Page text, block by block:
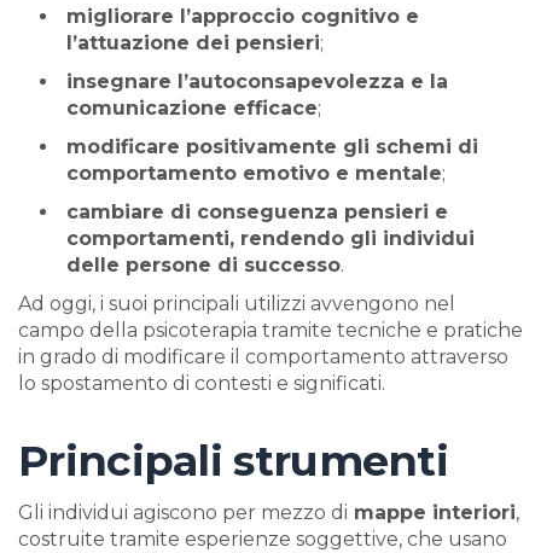
migliorare l’approccio cognitivo e
l’attuazione dei pensieri;
insegnare l’autoconsapevolezza e la
comunicazione efficace;
modificare positivamente gli schemi di
comportamento emotivo e mentale;
cambiare di conseguenza pensieri e
comportamenti, rendendo gli individui
delle persone di successo.
Ad oggi, i suoi principali utilizzi avvengono nel
campo della psicoterapia tramite tecniche e pratiche
in grado di modificare il comportamento attraverso
lo spostamento di contesti e significati.
Principali strumenti
Gli individui agiscono per mezzo di mappe interiori,
costruite tramite esperienze soggettive, che usano